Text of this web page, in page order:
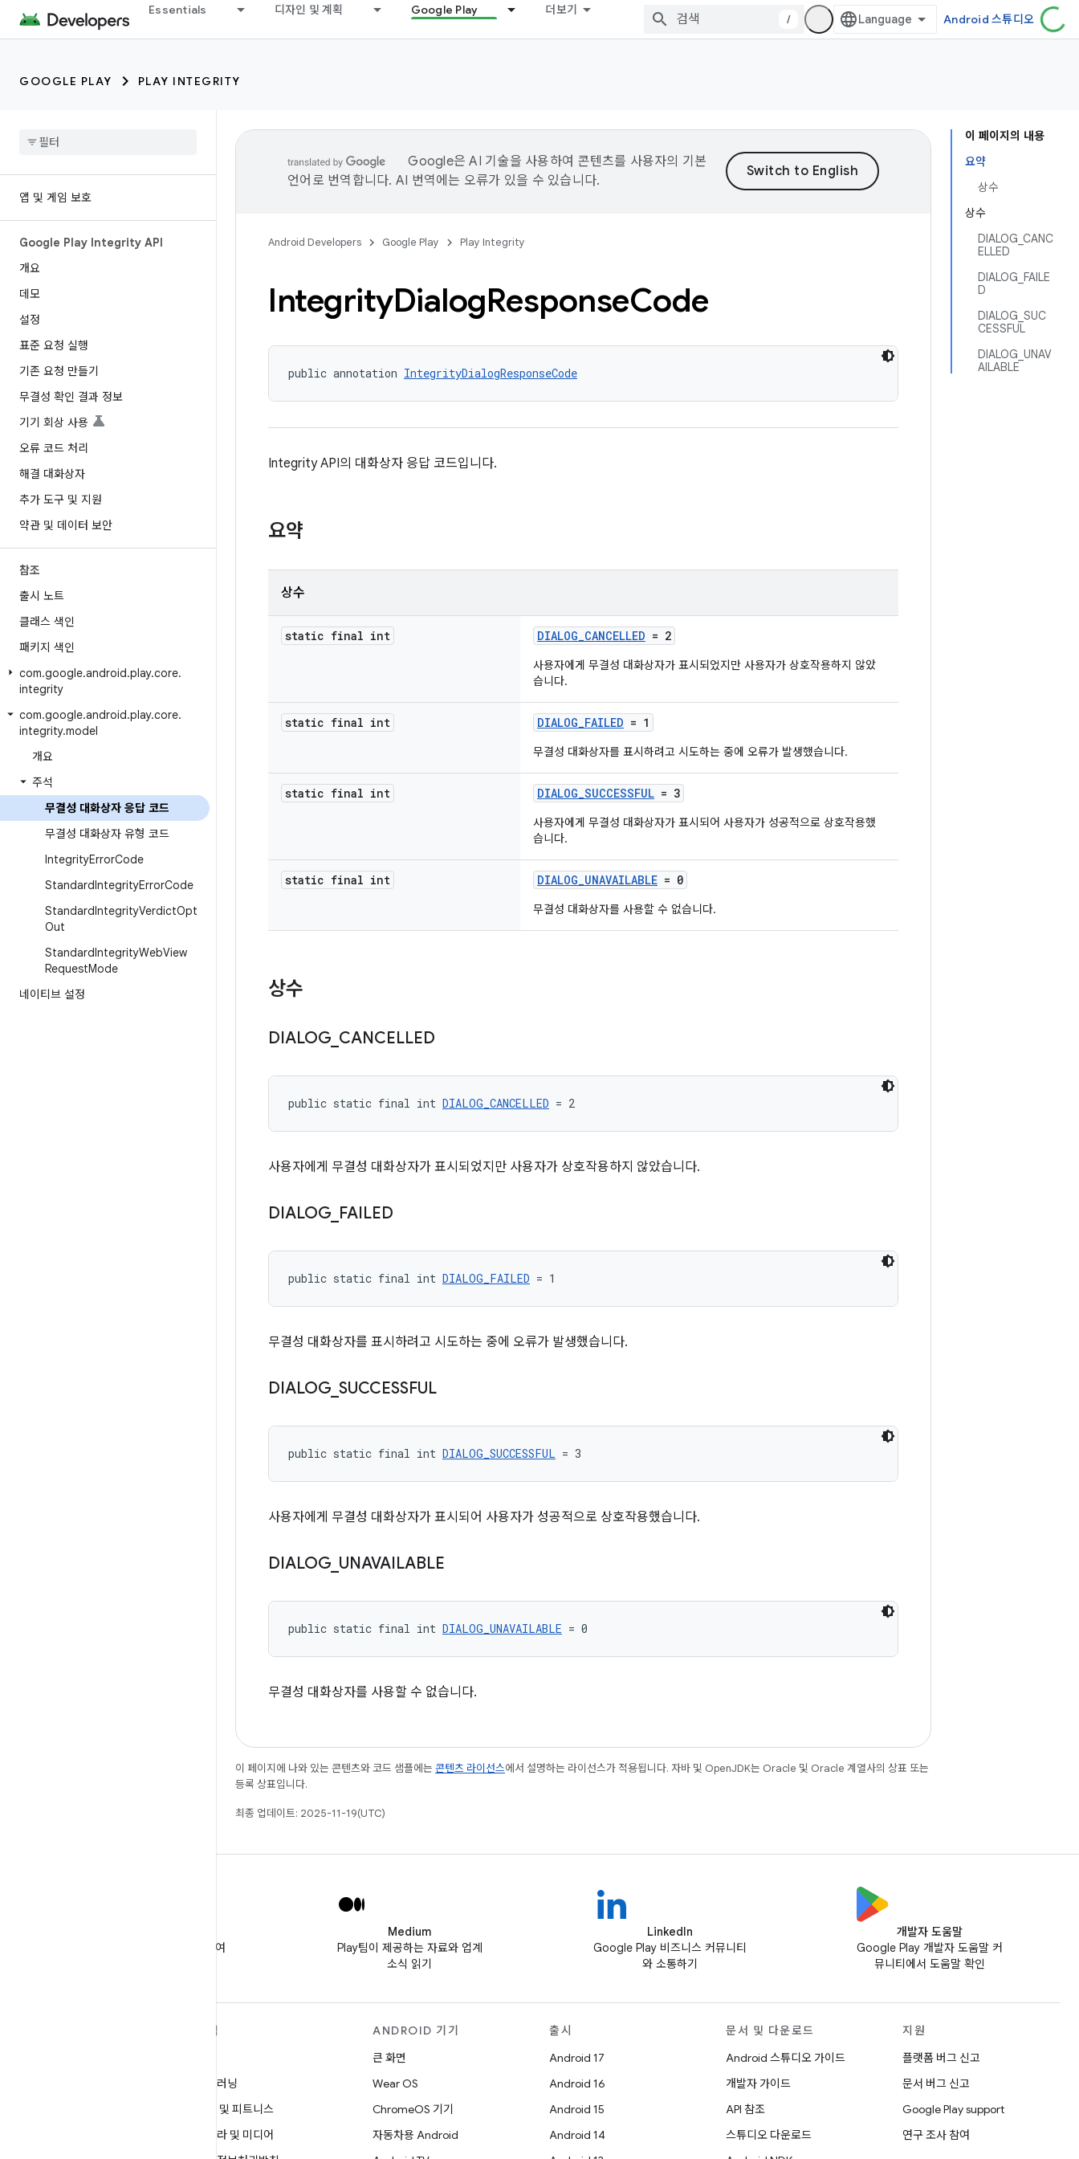
Essentials 디자인 및 계획 Google Play 더보기
/ Android 스튜디오
GOOGLE PLAY PLAY INTEGRITY
앱 및 게임 보호
Google Play Integrity API
개요
데모
설정
표준 요청 실행
기존 요청 만들기
무결성 확인 결과 정보
기기 회상 사용
오류 코드 처리
해결 대화상자
추가 도구 및 지원
약관 및 데이터 보안
참조
출시 노트
클래스 색인
패키지 색인
com.google.android.play.core.
integrity
com.google.android.play.core.
integrity.model
개요
주석
무결성 대화상자 응답 코드
무결성 대화상자 유형 코드
IntegrityErrorCode
StandardIntegrityErrorCode
StandardIntegrityVerdictOpt
Out
StandardIntegrityWebView
RequestMode
네이티브 설정
이 페이지의 내용
요약
상수
상수
DIALOG_CANC
ELLED
DIALOG_FAILE
D
DIALOG_SUC
CESSFUL
DIALOG_UNAV
AILABLE
Google은 AI 기술을 사용하여 콘텐츠를 사용자의 기본
언어로 번역합니다. AI 번역에는 오류가 있을 수 있습니다.
Android Developers Google Play Play Integrity
IntegrityDialogResponseCode
public annotation IntegrityDialogResponseCode
Integrity API의 대화상자 응답 코드입니다.
요약
상수
static final int DIALOG_CANCELLED = 2
사용자에게 무결성 대화상자가 표시되었지만 사용자가 상호작용하지 않았
습니다.
static final int DIALOG_FAILED = 1
무결성 대화상자를 표시하려고 시도하는 중에 오류가 발생했습니다.
static final int DIALOG_SUCCESSFUL = 3
사용자에게 무결성 대화상자가 표시되어 사용자가 성공적으로 상호작용했
습니다.
static final int DIALOG_UNAVAILABLE = 0
무결성 대화상자를 사용할 수 없습니다.
상수
DIALOG CANCELLED
public static final int DIALOG_CANCELLED = 2
사용자에게 무결성 대화상자가 표시되었지만 사용자가 상호작용하지 않았습니다.
DIALOG FAILED
public static final int DIALOG_FAILED = 1
무결성 대화상자를 표시하려고 시도하는 중에 오류가 발생했습니다.
DIALOG SUCCESSFUL
public static final int DIALOG_SUCCESSFUL = 3
사용자에게 무결성 대화상자가 표시되어 사용자가 성공적으로 상호작용했습니다.
DIALOG UNAVAILABLE
public static final int DIALOG_UNAVAILABLE = 0
무결성 대화상자를 사용할 수 없습니다.
이 페이지에 나와 있는 콘텐츠와 코드 샘플에는 콘텐츠 라이선스에서 설명하는 라이선스가 적용됩니다. 자바 및 OpenJDK는 Oracle 및 Oracle 계열사의 상표 또는
등록 상표입니다.
최종 업데이트: 2025-11-19(UTC)
@GooglePlayBiz를 팔로우하여
Medium
Play팀이 제공하는 자료와 업계
소식 읽기
LinkedIn
Google Play 비즈니스 커뮤니티
와 소통하기
개발자 도움말
Google Play 개발자 도움말 커
뮤니티에서 도움말 확인
탐색
머신러닝
건강 및 피트니스
카메라 및 미디어
ANDROID 기기
큰 화면
Wear OS
ChromeOS 기기
자동차용 Android
출시
Android 17
Android 16
Android 15
Android 14
문서 및 다운로드
Android 스튜디오 가이드
개발자 가이드
API 참조
스튜디오 다운로드
지원
플랫폼 버그 신고
문서 버그 신고
Google Play support
연구 조사 참여